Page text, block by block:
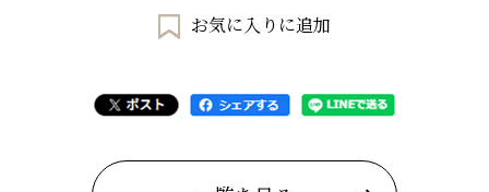
お気に入りに追加